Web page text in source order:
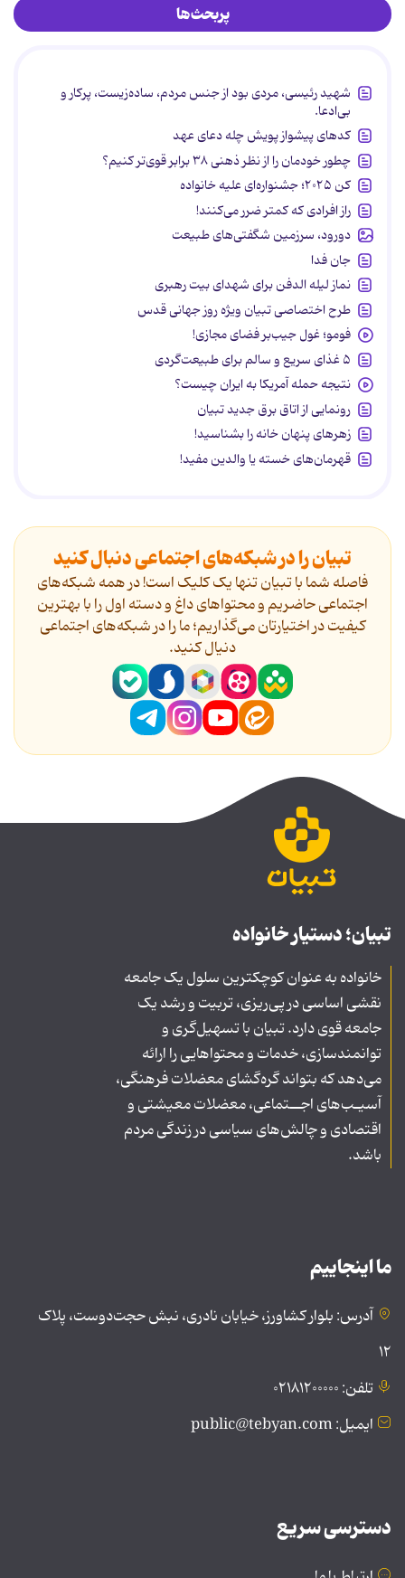
پربحث‌ها
شهید رئیسی، مردی بود از جنس مردم، ساده‌زیست، پرکار و
بی‌ادعا.
کدهای پیشواز پویش چله دعای عهد
چطور خودمان را از نظر ذهنی ۳۸ برابر قوی‌تر کنیم؟
کن ۲۰۲۵؛ جشنواره‌ای علیه خانواده
راز افرادی که کمتر ضرر می‌کنند!
دورود، سرزمین شگفتی‌های طبیعت
جان فدا
نماز لیله الدفن برای شهدای بیت رهبری
طرح اختصاصی تبیان ویژه روز جهانی قدس
فومو؛ غول جیب‌بر فضای مجازی!
۵ غذای سریع و سالم برای طبیعت‌گردی
نتیجه حمله آمریکا به ایران چیست؟
رونمایی از اتاق برق جدید تبیان
زهرهای پنهان خانه را بشناسید!
قهرمان‌های خسته یا والدین مفید!
تبیان را در شبکه‌های اجتماعی دنبال کنید
فاصله شما با تبیان تنها یک کلیک است! در همه شبکه‌های
اجتماعی حاضریم و محتواهای داغ و دسته اول را با بهترین
کیفیت در اختیارتان می‌گذاریم؛ ما را در شبکه‌های اجتماعی
دنیال کنید.
تبیان؛ دستیار خانواده
خانواده به عنوان کوچکترین سلول یک جامعه
نقشی اساسی در پی‌ریزی، تربیت و رشد یک
جامعه قوی دارد. تبیان با تسهیل‌گری و
توانمندسازی، خدمات و محتواهایی را ارائه
می‌دهد که بتواند گره‌گشای معضلات فرهنگی،
آسیـب‌های اجــتماعی، معضلات معیشتی و
اقتصادی و چالش‌های سیاسی در زندگی مردم
باشد.
ما اینجاییم
آدرس: بلوار کشاورز، خیابان نادری، نبش حجت‌دوست، پلاک
۱۲
تلفن: ۰۲۱۸۱۲۰۰۰۰۰
ایمیل: public@tebyan.com
دسترسی سریع